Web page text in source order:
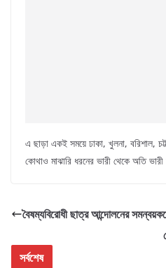
এ ছাড়া একই সময়ে ঢাকা, খুলনা, বরিশাল,
কোথাও মাঝারি ধরনের ভারী থেকে অতি ভারী
বৈষম্যবিরোধী ছাত্র আন্দোলনের
সর্বশেষ